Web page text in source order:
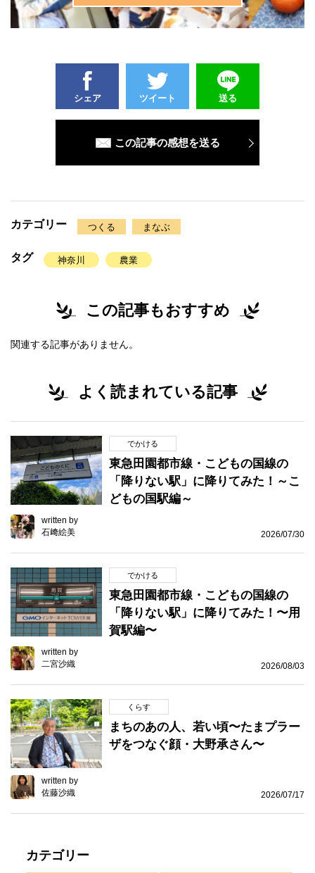
シェア ツイート 送る
この記事の感想を送る
カテゴリー つくる まなぶ
タグ 神奈川 農業
この記事もおすすめ
関連する記事がありません。
よく読まれている記事
でかける
東急田園都市線・こどもの国線の
「降りない駅」に降りてみた！～こ
どもの国駅編～
written by
石﨑絵美
2026/07/30
でかける
東急田園都市線・こどもの国線の
「降りない駅」に降りてみた！〜用
賀駅編〜
written by
二宮沙織
2026/08/03
くらす
まちのあの人、若い頃〜たまプラー
ザをつなぐ顔・大野承さん〜
written by
佐藤沙織
2026/07/17
カテゴリー